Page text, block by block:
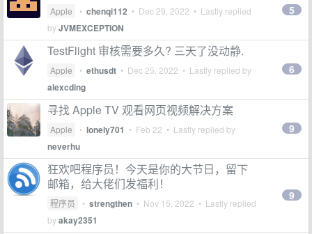
Apple • chenqi112 • Dec 29, 2022 • Lastly replied
byJVMEXCEPTION
5
TestFlight 审核需要多久? 三天了没动静.
Apple • ethusdt • Dec 25, 2022 • Lastly replied by
alexcding
6
寻找 Apple TV 观看网页视频解决方案
Apple • lonely701 • Feb 22 • Lastly replied by
neverhu
9
狂欢吧程序员！今天是你的大节日，留下
邮箱，给大佬们发福利！
程序员 • strengthen • Nov 15, 2022 • Lastly replied
byakay2351
9